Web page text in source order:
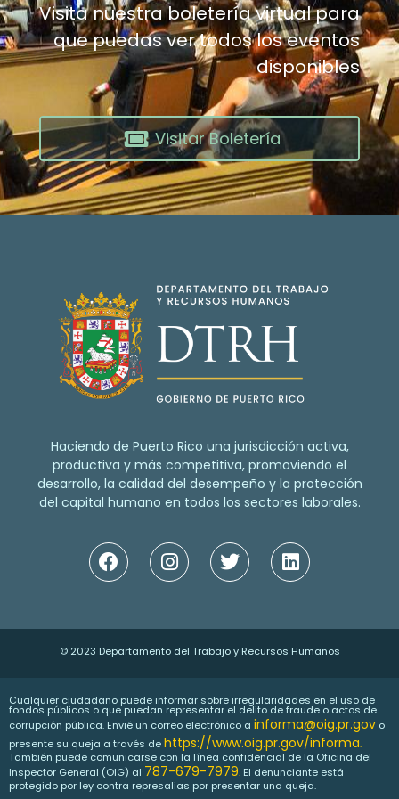
Visita nuestra boletería virtual para
que puedas ver todos los eventos
disponibles
Visitar Boletería
Haciendo de Puerto Rico una jurisdicción activa,
productiva y más competitiva, promoviendo el
desarrollo, la calidad del desempeño y la protección
del capital humano en todos los sectores laborales.
© 2023 Departamento del Trabajo y Recursos Humanos
Cualquier ciudadano puede informar sobre irregularidades en el uso de
fondos públicos o que puedan representar el delito de fraude o actos de
corrupción pública. Envié un correo electrónico a informa@oig.pr.gov o
presente su queja a través dehttps://www.oig.pr.gov/informa.
También puede comunicarse con la línea confidencial de la Oficina del
Inspector General (OIG) al 787-679-7979. El denunciante está
protegido por ley contra represalias por presentar una queja.